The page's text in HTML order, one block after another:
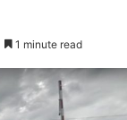
1 minute read